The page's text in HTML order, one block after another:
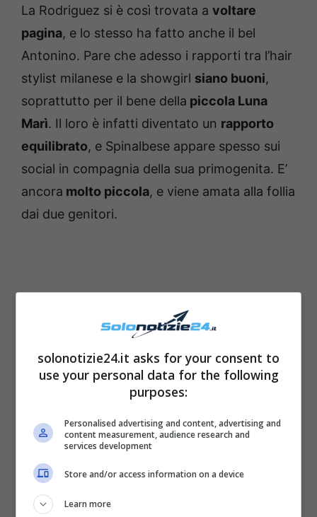
La Rodriguez si è così trovata a voltare
pagina, e lo stesso ha fatto anche il bel
Antonino. Pare che adesso i rapporti tra l’hair
stylist milanese e la showgirl siano buoni,
soprattutto per il bene della piccola Luna
Marì. Il loro è infatti diventato un rapporto
equilibrato, e Spinalbese appare spesso sui
social in compagnia della sua primogenita. E’
ancora molto piccola, e viene amata alla follia
dai due genitori.
solonotizie24.it asks for your consent to
use your personal data for the following
purposes:
Personalised advertising and content, advertising and
content measurement, audience research and
services development
Store and/or access information on a device
Learn more